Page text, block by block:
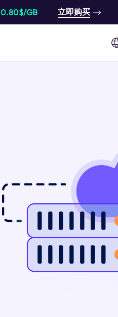
0.80$/GB 立即购买